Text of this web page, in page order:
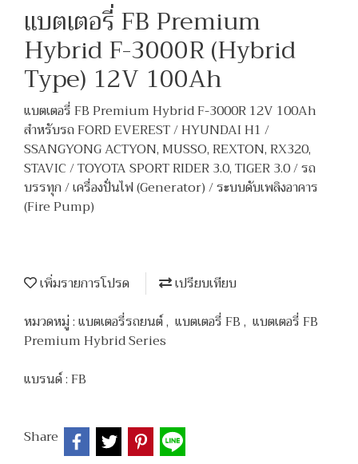
แบตเตอรี่ FB Premium
Hybrid F-3000R (Hybrid
Type) 12V 100Ah
แบตเตอรี่ FB Premium Hybrid F-3000R 12V 100Ah
สำหรับรถ FORD EVEREST / HYUNDAI H1 /
SSANGYONG ACTYON, MUSSO, REXTON, RX320,
STAVIC / TOYOTA SPORT RIDER 3.0, TIGER 3.0 / รถ
บรรทุก / เครื่องปั่นไฟ (Generator) / ระบบดับเพลิงอาคาร
(Fire Pump)
เพิ่มรายการโปรด
เปรียบเทียบ
หมวดหมู่ :แบตเตอรี่รถยนต์, แบตเตอรี่ FB, แบตเตอรี่ FB
Premium Hybrid Series
แบรนด์ :FB
Share